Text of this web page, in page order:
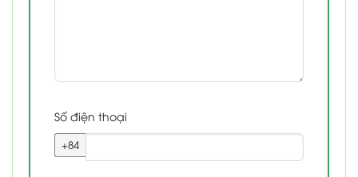
Số điện thoại
+84